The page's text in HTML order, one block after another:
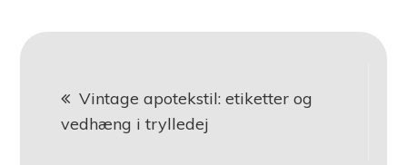
Vintage apotekstil: etiketter og
vedhæng i trylledej